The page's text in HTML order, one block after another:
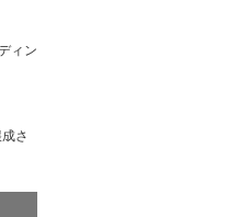
ィン
さ